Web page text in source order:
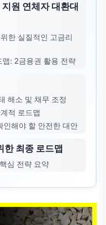
원 연체자 대환대
한 실질적인 고금리
: 2금융권 활용 전략
해소 및 채무 조정
적 로드맵
인해야 할 안전한 대안
한 최종 로드맵
심 전략 요약